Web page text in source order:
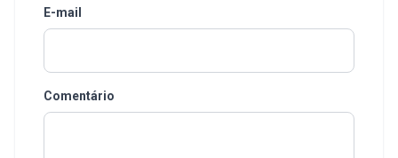
E-mail
Comentário